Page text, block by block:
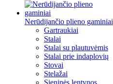
Nerūdijančio plieno gaminiai
Gartraukiai
Stalai
Stalai su plautuvėmis
Stalai prie indaplovių
Stovai
Stelažai
Sieninės lentynos